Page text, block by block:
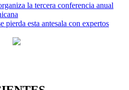
la tercera conferencia anual
pierda esta antesala con expertos